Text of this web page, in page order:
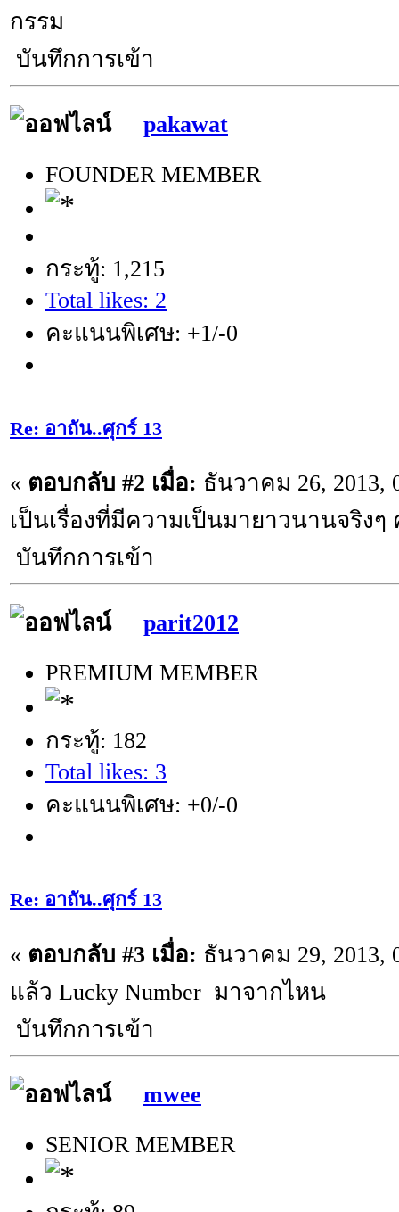
กรรม
บันทึกการเข้า
pakawat
FOUNDER MEMBER
กระทู้: 1,215
Total likes: 2
คะแนนพิเศษ: +1/-0
Re: อาถัน..ศุกร์ 13
« ตอบกลับ #2 เมื่อ: ธันวาคม 26, 2013,
เป็นเรื่องที่มีความเป็นมายาวนานจริงๆ
บันทึกการเข้า
parit2012
PREMIUM MEMBER
กระทู้: 182
Total likes: 3
คะแนนพิเศษ: +0/-0
Re: อาถัน..ศุกร์ 13
« ตอบกลับ #3 เมื่อ: ธันวาคม 29, 2013,
แล้ว Lucky Number มาจากไหน
บันทึกการเข้า
mwee
SENIOR MEMBER